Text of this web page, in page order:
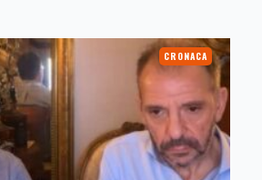
CRONACA